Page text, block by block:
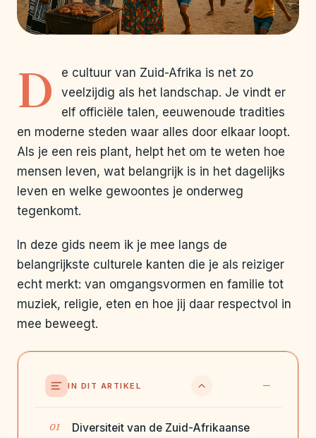
D
e cultuur van Zuid-Afrika is net zo
veelzijdig als het landschap. Je vindt er
elf officiële talen, eeuwenoude tradities
en moderne steden waar alles door elkaar loopt.
Als je een reis plant, helpt het om te weten hoe
mensen leven, wat belangrijk is in het dagelijks
leven en welke gewoontes je onderweg
tegenkomt.
In deze gids neem ik je mee langs de
belangrijkste culturele kanten die je als reiziger
echt merkt: van omgangsvormen en familie tot
muziek, religie, eten en hoe jij daar respectvol in
mee beweegt.
IN DIT ARTIKEL
Diversiteit van de Zuid-Afrikaanse